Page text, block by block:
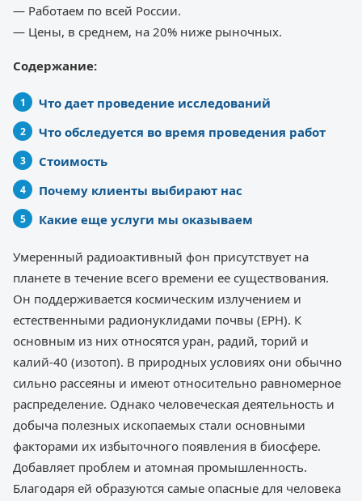
— Работаем по всей России.
— Цены, в среднем, на 20% ниже рыночных.
Содержание:
Что дает проведение исследований
Что обследуется во время проведения работ
Стоимость
Почему клиенты выбирают нас
Какие еще услуги мы оказываем
Умеренный радиоактивный фон присутствует на
планете в течение всего времени ее существования.
Он поддерживается космическим излучением и
естественными радионуклидами почвы (ЕРН). К
основным из них относятся уран, радий, торий и
калий-40 (изотоп). В природных условиях они обычно
сильно рассеяны и имеют относительно равномерное
распределение. Однако человеческая деятельность и
добыча полезных ископаемых стали основными
факторами их избыточного появления в биосфере.
Добавляет проблем и атомная промышленность.
Благодаря ей образуются самые опасные для человека